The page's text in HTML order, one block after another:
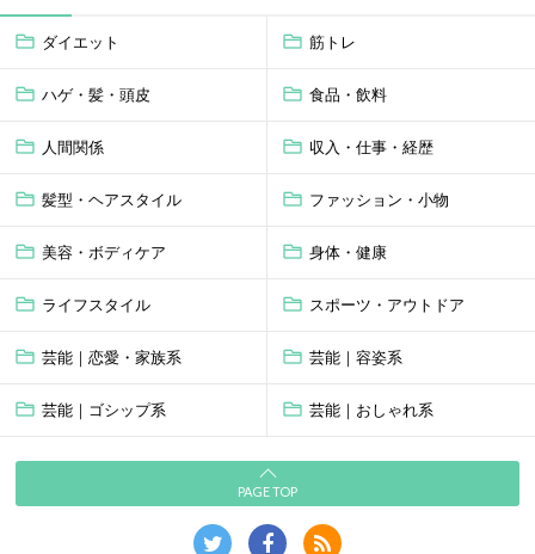
ダイエット 筋トレ
ハゲ・髪・頭皮 食品・飲料
人間関係 収入・仕事・経歴
髪型・ヘアスタイル ファッション・小物
美容・ボディケア 身体・健康
ライフスタイル スポーツ・アウトドア
芸能｜恋愛・家族系 芸能｜容姿系
芸能｜ゴシップ系 芸能｜おしゃれ系
PAGE TOP